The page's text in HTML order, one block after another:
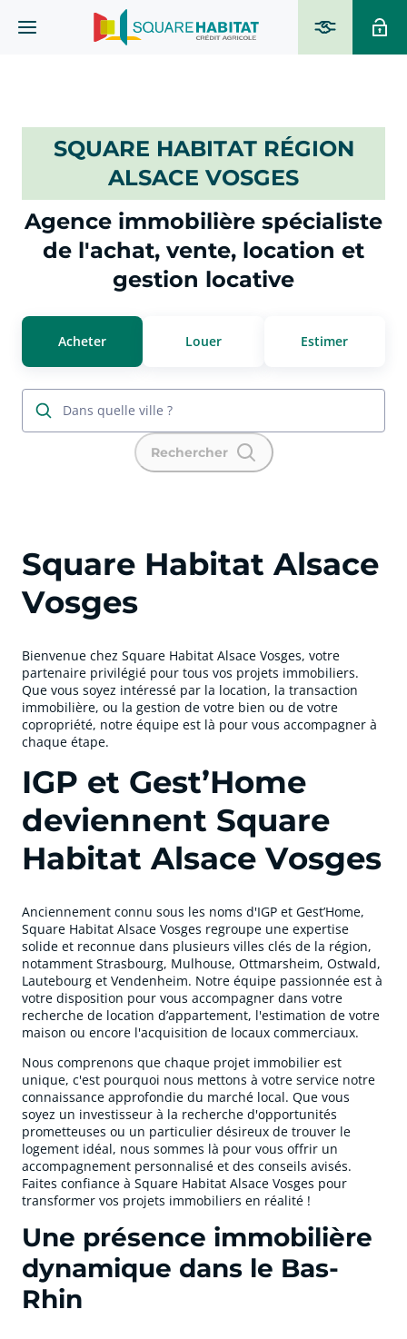
SQUARE HABITAT RÉGION
ALSACE VOSGES
Agence immobilière spécialiste
de l'achat, vente, location et
gestion locative
Acheter Louer Estimer
Dans quelle ville ?
Rechercher
Square Habitat Alsace
Vosges
Bienvenue chez Square Habitat Alsace Vosges, votre
partenaire privilégié pour tous vos projets immobiliers.
Que vous soyez intéressé par la location, la transaction
immobilière, ou la gestion de votre bien ou de votre
copropriété, notre équipe est là pour vous accompagner à
chaque étape.
IGP et Gest’Home
deviennent Square
Habitat Alsace Vosges
Anciennement connu sous les noms d'IGP et Gest’Home,
Square Habitat Alsace Vosges regroupe une expertise
solide et reconnue dans plusieurs villes clés de la région,
notamment Strasbourg, Mulhouse, Ottmarsheim, Ostwald,
Lautebourg et Vendenheim. Notre équipe passionnée est à
votre disposition pour vous accompagner dans votre
recherche de location d’appartement, l'estimation de votre
maison ou encore l'acquisition de locaux commerciaux.
Nous comprenons que chaque projet immobilier est
unique, c'est pourquoi nous mettons à votre service notre
connaissance approfondie du marché local. Que vous
soyez un investisseur à la recherche d'opportunités
prometteuses ou un particulier désireux de trouver le
logement idéal, nous sommes là pour vous offrir un
accompagnement personnalisé et des conseils avisés.
Faites confiance à Square Habitat Alsace Vosges pour
transformer vos projets immobiliers en réalité !
Une présence immobilière
dynamique dans le Bas-
Rhin